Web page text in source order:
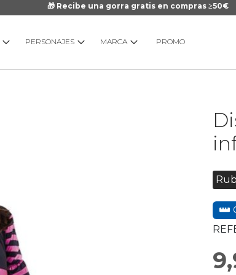
🎁 Recibe una gorra gratis en compras ≥50€
PERSONAJES MARCA PROMO
galería